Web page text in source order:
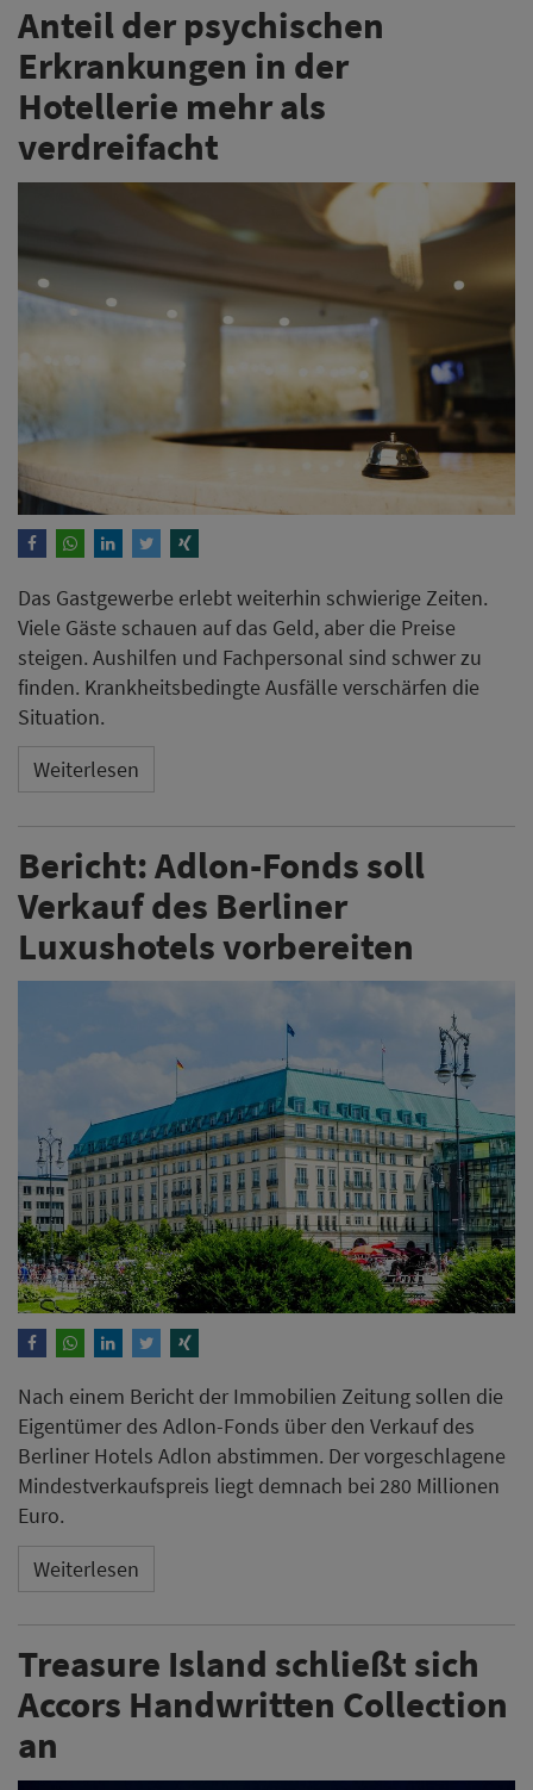
Anteil der psychischen
Erkrankungen in der
Hotellerie mehr als
verdreifacht
Das Gastgewerbe erlebt weiterhin schwierige Zeiten.
Viele Gäste schauen auf das Geld, aber die Preise
steigen. Aushilfen und Fachpersonal sind schwer zu
finden. Krankheitsbedingte Ausfälle verschärfen die
Situation.
Weiterlesen
Bericht: Adlon-Fonds soll
Verkauf des Berliner
Luxushotels vorbereiten
Nach einem Bericht der Immobilien Zeitung sollen die
Eigentümer des Adlon-Fonds über den Verkauf des
Berliner Hotels Adlon abstimmen. Der vorgeschlagene
Mindestverkaufspreis liegt demnach bei 280 Millionen
Euro.
Weiterlesen
Treasure Island schließt sich
Accors Handwritten Collection
an